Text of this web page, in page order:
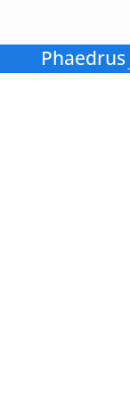
Phaedrus